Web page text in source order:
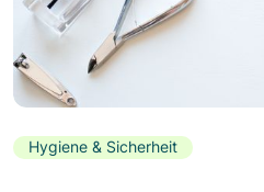
Hygiene & Sicherheit